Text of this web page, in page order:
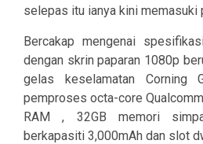
selepas itu ianya kini memasuki
Bercakap mengenai
dengan skrin paparan 1080p
gelas keselamatan Corning
pemproses octa-core
RAM , 32GB memori
berkapasiti 3,000mAh dan slot